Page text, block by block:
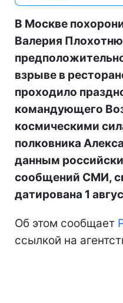
В Москве
Валерия
взрыве в
проходило
командующего
космическими
полковника
данным
сообщений СМИ,
датирована 1
Об этом сообщает
ссылкой на